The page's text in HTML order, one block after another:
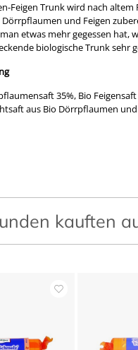
Feigen Trunk wird nach altem
und Feigen
etwas mehr gegessen hat,
biologische Trunk sehr
35%, Bio
aus Bio Dörrpflaumen und
kauften